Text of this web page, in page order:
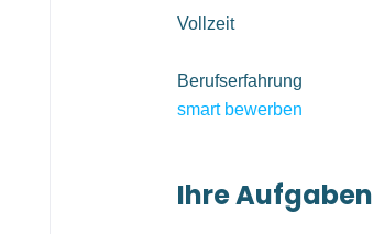
Vollzeit
Berufserfahrung
smart bewerben
Ihre Aufgaben